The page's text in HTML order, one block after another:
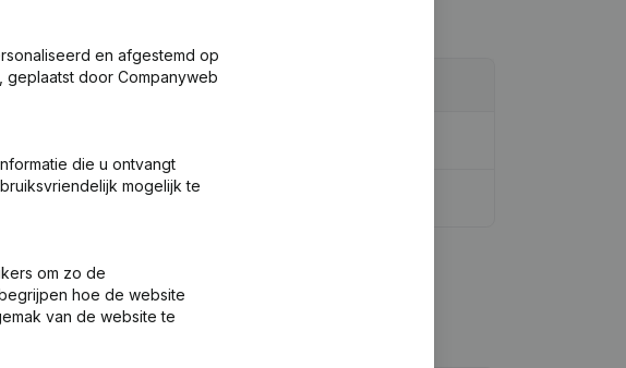
(FR)
en afgestemd op
geplaatst door Companyweb
die u ontvangt
mogelijk te
om zo de
hoe de website
van de website te